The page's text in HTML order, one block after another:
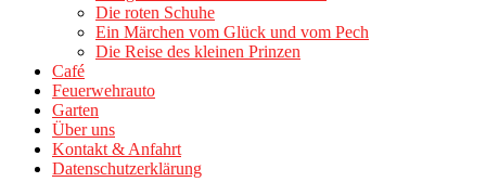
Die roten Schuhe
Ein Märchen vom Glück und vom Pech
Die Reise des kleinen Prinzen
Café
Feuerwehrauto
Garten
Über uns
Kontakt & Anfahrt
Datenschutzerklärung